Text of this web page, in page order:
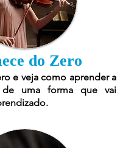
do Zero
e veja como aprender a
uma forma que vai